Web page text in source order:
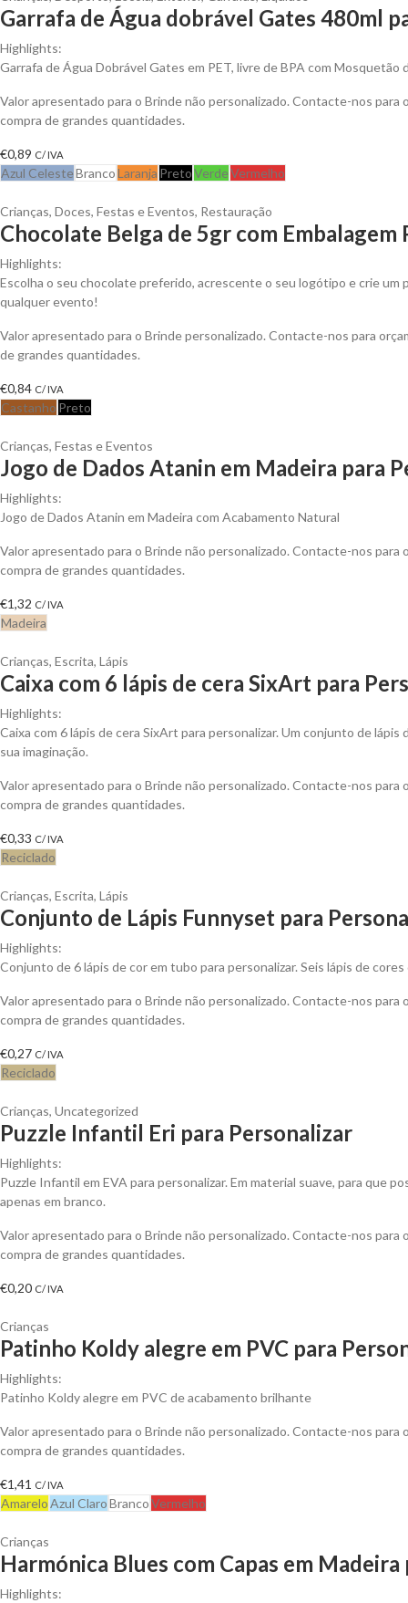
Garrafa de Água dobrável Gates 480ml
Highlights:
Garrafa de Água Dobrável Gates em PET, livre de BPA com Mosquetão
Valor apresentado para o Brinde não personalizado. Contacte-nos para
compra de grandes quantidades.
€0,89 C/ IVA
Azul CelesteBrancoLaranja PretoVerdeVermelho
Crianças, Doces, Festas e Eventos, Restauração
Chocolate Belga de 5gr com Embalagem
Highlights:
Escolha o seu chocolate preferido, acrescente o seu logótipo e crie
qualquer evento!
Valor apresentado para o Brinde personalizado. Contacte-nos para
de grandes quantidades.
€0,84 C/ IVA
Castanho Preto
Crianças, Festas e Eventos
Jogo de Dados Atanin em Madeira para
Highlights:
Jogo de Dados Atanin em Madeira com Acabamento Natural
Valor apresentado para o Brinde não personalizado. Contacte-nos para
compra de grandes quantidades.
€1,32 C/ IVA
Madeira
Crianças, Escrita, Lápis
Caixa com 6 lápis de cera SixArt para
Highlights:
Caixa com 6 lápis de cera SixArt para personalizar. Um conjunto de
sua imaginação.
Valor apresentado para o Brinde não personalizado. Contacte-nos para
compra de grandes quantidades.
€0,33 C/ IVA
Reciclado
Crianças, Escrita, Lápis
Conjunto de Lápis Funnyset para
Highlights:
Conjunto de 6 lápis de cor em tubo para personalizar. Seis lápis de
Valor apresentado para o Brinde não personalizado. Contacte-nos para
compra de grandes quantidades.
€0,27 C/ IVA
Reciclado
Crianças, Uncategorized
Puzzle Infantil Eri para Personalizar
Highlights:
Puzzle Infantil em EVA para personalizar. Em material suave, para que
apenas em branco.
Valor apresentado para o Brinde não personalizado. Contacte-nos para
compra de grandes quantidades.
€0,20 C/ IVA
Crianças
Patinho Koldy alegre em PVC para
Highlights:
Patinho Koldy alegre em PVC de acabamento brilhante
Valor apresentado para o Brinde não personalizado. Contacte-nos para
compra de grandes quantidades.
€1,41 C/ IVA
AmareloAzul ClaroBrancoVermelho
Crianças
Harmónica Blues com Capas em
Highlights: